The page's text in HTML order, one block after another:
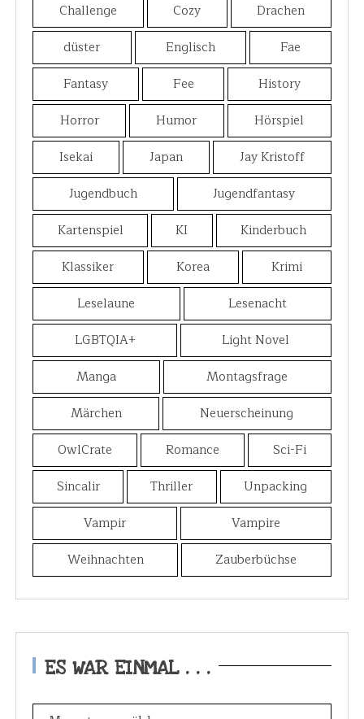
Challenge
Cozy
Drachen
düster
Englisch
Fae
Fantasy
Fee
History
Horror
Humor
Hörspiel
Isekai
Japan
Jay Kristoff
Jugendbuch
Jugendfantasy
Kartenspiel
KI
Kinderbuch
Klassiker
Korea
Krimi
Leselaune
Lesenacht
LGBTQIA+
Light Novel
Manga
Montagsfrage
Märchen
Neuerscheinung
OwlCrate
Romance
Sci-Fi
Sincalir
Thriller
Unpacking
Vampir
Vampire
Weihnachten
Zauberbüchse
ES WAR EINMAL . . .